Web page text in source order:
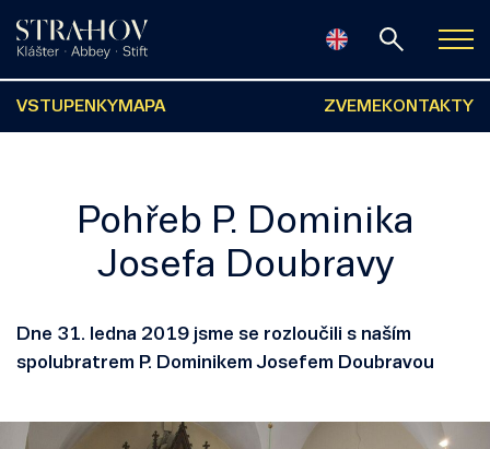
VSTUPENKY MAPA ZVEME KONTAKTY
Pohřeb P. Dominika
Josefa Doubravy
Dne 31. ledna 2019 jsme se rozloučili s naším
spolubratrem P. Dominikem Josefem Doubravou